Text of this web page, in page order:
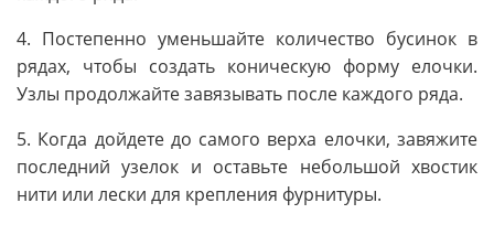
4. Постепенно уменьшайте количество бусинок в
рядах, чтобы создать коническую форму елочки.
Узлы продолжайте завязывать после каждого ряда.
5. Когда дойдете до самого верха елочки, завяжите
последний узелок и оставьте небольшой хвостик
нити или лески для крепления фурнитуры.